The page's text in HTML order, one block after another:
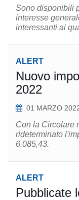
Sono disponibili
interesse
interessanti ai
ALERT
Nuovo
2022
01 MARZO
Con la Circolare
rideterminato
6.085,43.
ALERT
Pubblicate